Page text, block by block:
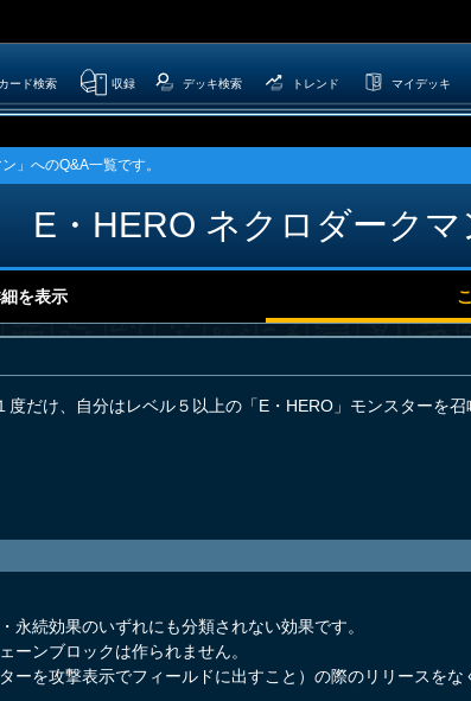
ード検索 収録 デッキ検索 トレンド マイデッキ
」へのQ&A一覧です。
E・HERO ネクロダークマ
を表示
だけ、自分はレベル５以上の「E・HERO」モンスターを
永続効果のいずれにも分類されない効果です。
ーンブロックは作られません。
ーを攻撃表示でフィールドに出すこと）の際のリリースを